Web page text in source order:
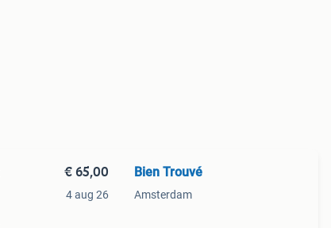
€ 65,00
4 aug 26
Bien Trouvé
Amsterdam